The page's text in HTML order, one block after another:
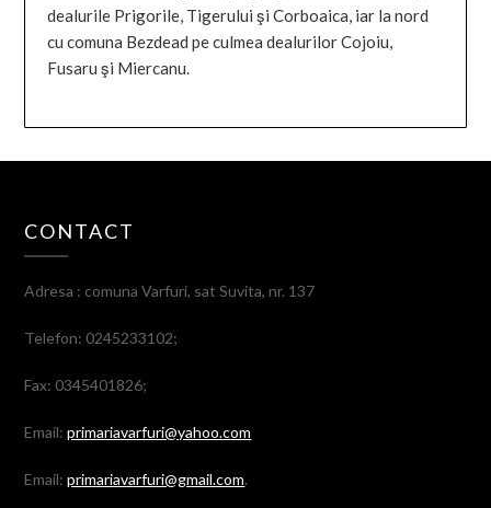
dealurile Prigorile, Tigerului şi Corboaica, iar la nord
cu comuna Bezdead pe culmea dealurilor Cojoiu,
Fusaru şi Miercanu.
CONTACT
Adresa : comuna Varfuri, sat Suvita, nr. 137
Telefon: 0245233102;
Fax: 0345401826;
Email:primariavarfuri@yahoo.com
Email:primariavarfuri@gmail.com.